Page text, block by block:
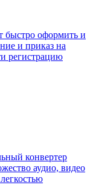
быстро оформить и
и приказ на
регистрацию
конвертер
аудио, видео